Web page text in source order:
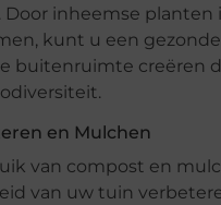
Door inheemse planten
kunt u een
buitenruimte creëren
en Mulchen
van compost en
van uw tuin